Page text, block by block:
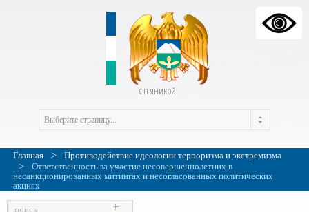
С.П. ЯНИКОЙ
Главная > Противодействие идеологии терроризма и экстремизма
>
Ответственность за участие несовершеннолетних в
несанкционированных митингах и несогласованных политических
акциях